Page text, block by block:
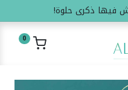
فيها ذكرى حلوة!
0